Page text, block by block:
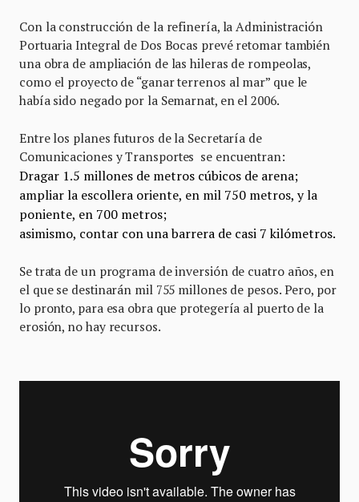
Con la construcción de la refinería, la Administración
Portuaria Integral de Dos Bocas prevé retomar también
una obra de ampliación de las hileras de rompeolas,
como el proyecto de “ganar terrenos al mar” que le
había sido negado por la Semarnat, en el 2006.
Entre los planes futuros de la Secretaría de
Comunicaciones y Transportes se encuentran:
Dragar 1.5 millones de metros cúbicos de arena;
ampliar la escollera oriente, en mil 750 metros, y la
poniente, en 700 metros;
asimismo, contar con una barrera de casi 7 kilómetros.
Se trata de un programa de inversión de cuatro años, en
el que se destinarán mil 755 millones de pesos. Pero, por
lo pronto, para esa obra que protegería al puerto de la
erosión, no hay recursos.